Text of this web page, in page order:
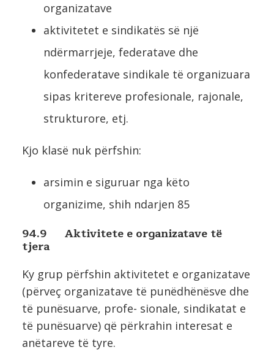
organizatave
aktivitetet e sindikatës së një
ndërmarrjeje, federatave dhe
konfederatave sindikale të organizuara
sipas kritereve profesionale, rajonale,
strukturore, etj.
Kjo klasë nuk përfshin:
arsimin e siguruar nga këto
organizime, shih ndarjen 85
94.9 Aktivitete e organizatave të
tjera
Ky grup përfshin aktivitetet e organizatave
(përveç organizatave të punëdhënësve dhe
të punësuarve, profe- sionale, sindikatat e
të punësuarve) që përkrahin interesat e
anëtareve të tyre.